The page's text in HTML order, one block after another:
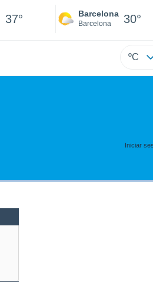
37° Barcelona
Barcelona 30°
ºC
Iniciar